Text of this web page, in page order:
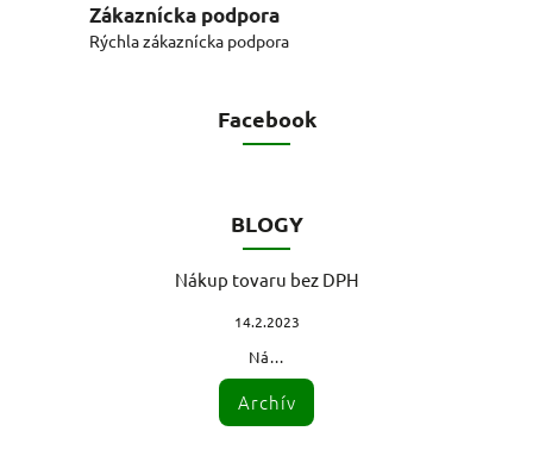
Zákaznícka podpora
Rýchla zákaznícka podpora
Facebook
BLOGY
Nákup tovaru bez DPH
14.2.2023
Ná...
Archív